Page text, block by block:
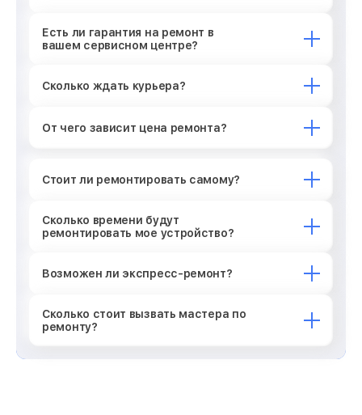
Есть ли гарантия на ремонт в
вашем сервисном центре?
Сколько ждать курьера?
От чего зависит цена ремонта?
Стоит ли ремонтировать самому?
Сколько времени будут
ремонтировать мое устройство?
Возможен ли экспресс-ремонт?
Сколько стоит вызвать мастера по
ремонту?